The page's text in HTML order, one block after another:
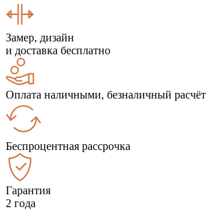
Замер, дизайн
и доставка бесплатно
Оплата наличными, безналичный расчёт
Беспроцентная рассрочка
Гарантия
2 года